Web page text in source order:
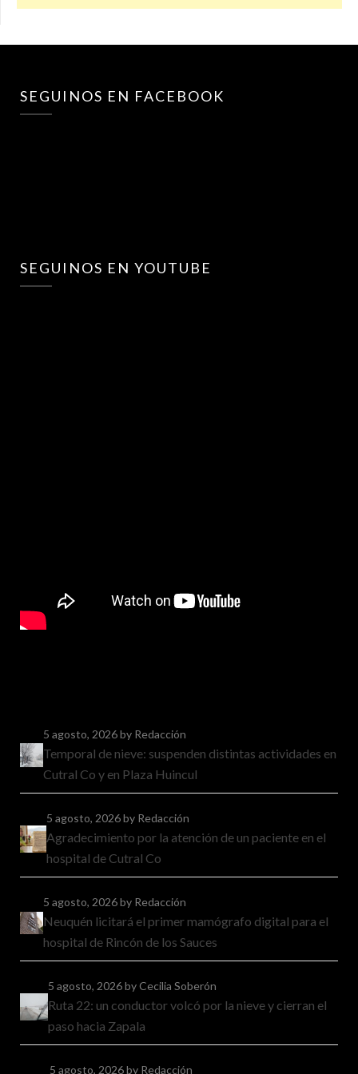
SEGUINOS EN FACEBOOK
SEGUINOS EN YOUTUBE
5 agosto, 2026by Redacción
Temporal de nieve: suspenden distintas actividades en
Cutral Co y en Plaza Huincul
5 agosto, 2026by Redacción
Agradecimiento por la atención de un paciente en el
hospital de Cutral Co
5 agosto, 2026by Redacción
Neuquén licitará el primer mamógrafo digital para el
hospital de Rincón de los Sauces
5 agosto, 2026by Cecilia Soberón
Ruta 22: un conductor volcó por la nieve y cierran el
paso hacia Zapala
5 agosto, 2026by Redacción